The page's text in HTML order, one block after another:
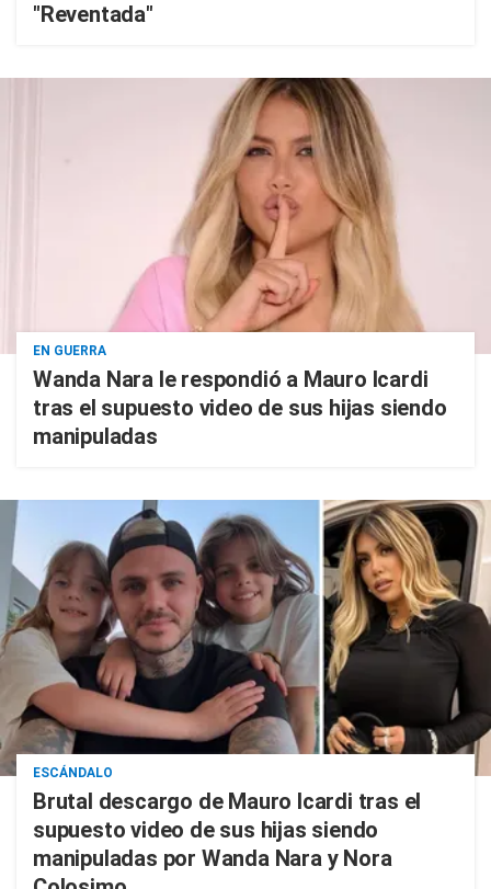
"Reventada"
EN GUERRA
Wanda Nara le respondió a Mauro Icardi
tras el supuesto video de sus hijas siendo
manipuladas
ESCÁNDALO
Brutal descargo de Mauro Icardi tras el
supuesto video de sus hijas siendo
manipuladas por Wanda Nara y Nora